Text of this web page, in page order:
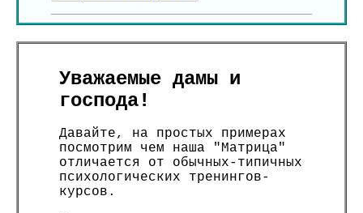
Уважаемые дамы и
господа!
Давайте, на простых примерах
посмотрим чем наша "Матрица"
отличается от обычных-типичных
психологических тренингов-
курсов.